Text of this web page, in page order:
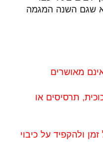
שגם השנה המגמה
מאושרים
תרסיסים או
ולהקפיד על כיבוי